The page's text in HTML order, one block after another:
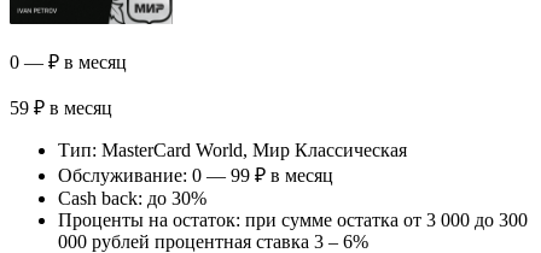
0 — ₽ в месяц
59 ₽ в месяц
Тип: MasterСard World, Мир Классическая
Обслуживание: 0 — 99 ₽ в месяц
Cash back: до 30%
Проценты на остаток: при сумме остатка от 3 000 до 300
000 рублей процентная ставка 3 – 6%